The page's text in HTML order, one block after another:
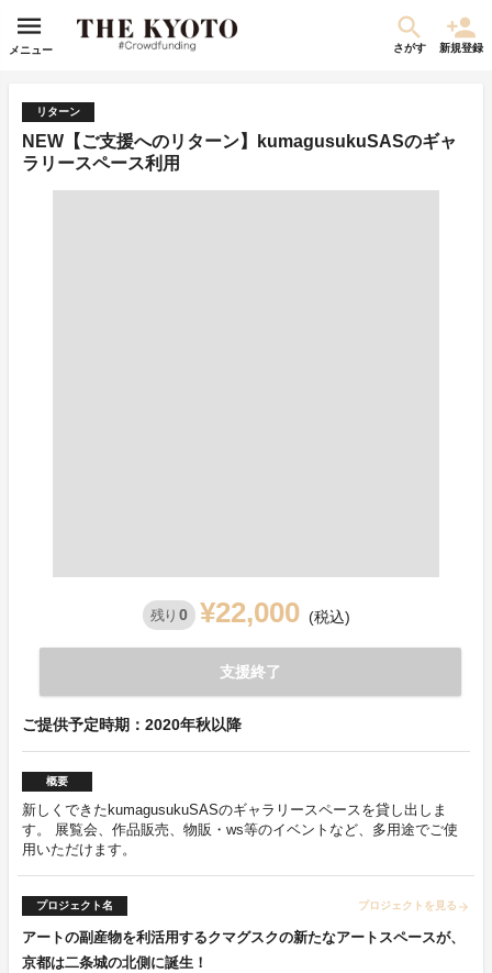
メニュー さがす 新規登録
リターン
NEW【ご支援へのリターン】kumagusukuSASのギャ
ラリースペース利用
残り 0 ¥22,000 (税込)
支援終了
ご提供予定時期：2020年秋以降
概要
新しくできたkumagusukuSASのギャラリースペースを貸し出しま
す。 展覧会、作品販売、物販・ws等のイベントなど、多用途でご使
用いただけます。
プロジェクト名 プロジェクトを見る arrow_forward
アートの副産物を利活用するクマグスクの新たなアートスペースが、
京都は二条城の北側に誕生！